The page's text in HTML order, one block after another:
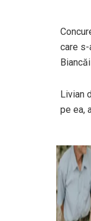
care s-
Livian
pe ea,